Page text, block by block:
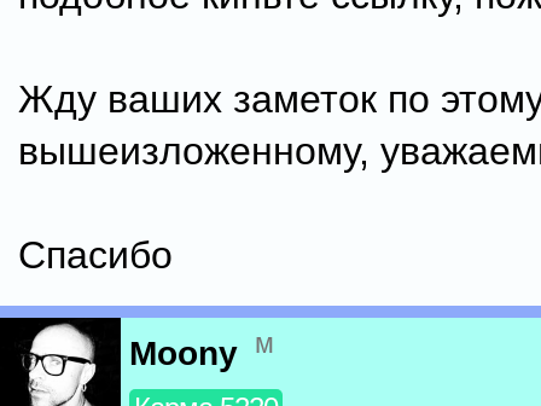
Жду ваших заметок по
вышеизложенному,
Спасибо
Moony м